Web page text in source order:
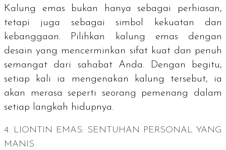
Kalung emas bukan hanya sebagai perhiasan,
tetapi juga sebagai simbol kekuatan dan
kebanggaan. Pilihkan kalung emas dengan
desain yang mencerminkan sifat kuat dan penuh
semangat dari sahabat Anda. Dengan begitu,
setiap kali ia mengenakan kalung tersebut, ia
akan merasa seperti seorang pemenang dalam
setiap langkah hidupnya.
4. LIONTIN EMAS: SENTUHAN PERSONAL YANG
MANIS